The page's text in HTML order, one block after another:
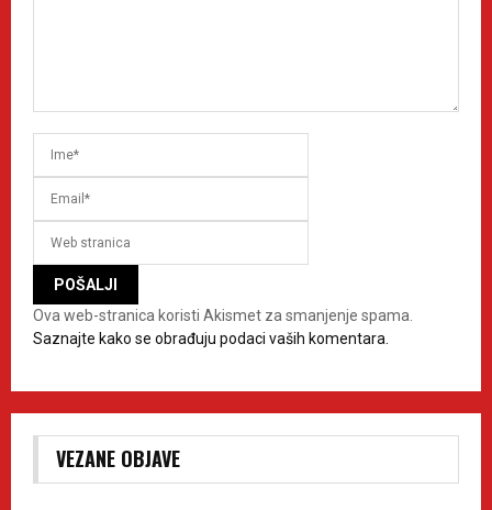
Ova web-stranica koristi Akismet za smanjenje spama.
Saznajte kako se obrađuju podaci vaših komentara.
VEZANE OBJAVE